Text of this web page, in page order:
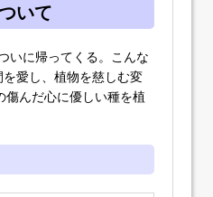
いて
いに帰ってくる。こんな
愛し、植物を慈しむ変
傷んだ心に優しい種を植